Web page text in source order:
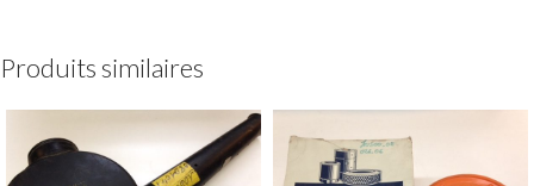
Produits similaires